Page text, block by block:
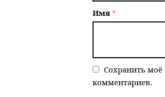
Имя *
Сохранить моё
комментариев.